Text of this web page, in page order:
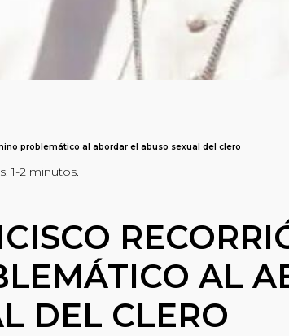
problemático al abordar el abuso sexual del clero
1-2 minutos.
AL
DEL CLERO